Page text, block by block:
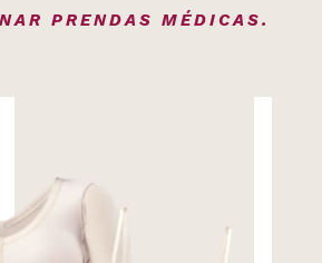
PRENDAS MÉDICAS.